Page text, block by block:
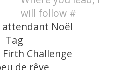
will follow #
attendant Noël
Tag
Challenge
de rêve